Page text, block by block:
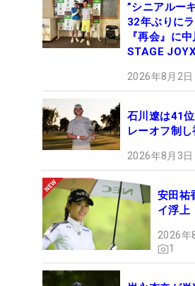
”シニアルー
32年ぶりに
『再会』に
STAGE JOYX
2026年8月2
石川遼は41
レーオフ制
2026年8月3
安田祐
イ浮
2026年
1